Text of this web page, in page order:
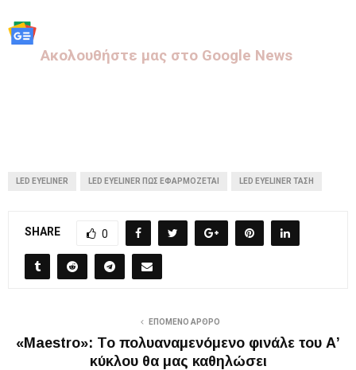
Aκολουθήστε μας στo Google News
LED EYELINER LED EYELINER ΠΏΣ ΕΦΑΡΜΌΖΕΤΑΙ LED EYELINER ΤΆΣΗ
SHARE 0
ΕΠΌΜΕΝΟ ΆΡΘΡΟ
«Maestro»: Το πολυαναμενόμενο φινάλε του Α’
κύκλου θα μας καθηλώσει